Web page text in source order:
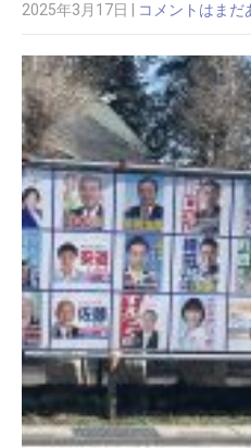
2025年3月17日 コメントはまだ